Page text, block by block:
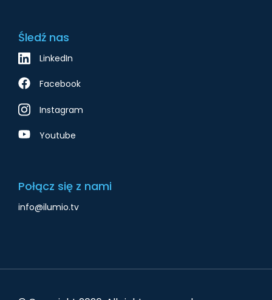
Śledź nas
LinkedIn
Facebook
Instagram
Youtube
Połącz się z nami
info@ilumio.tv